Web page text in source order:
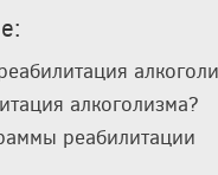
алкоголизма?
реабилитации